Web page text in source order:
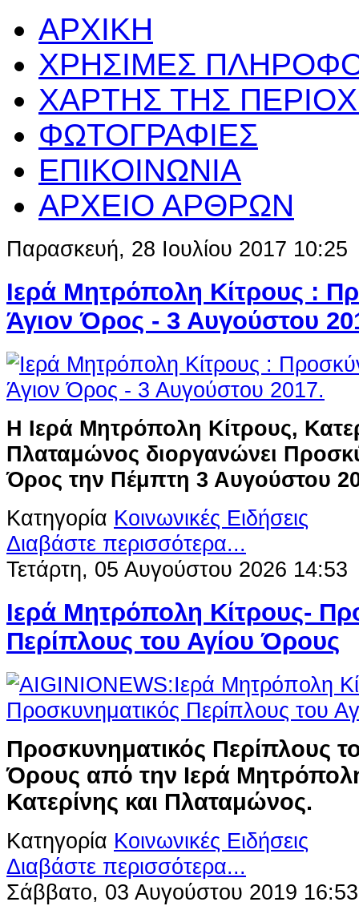
ΑΡΧΙΚΗ
ΧΡΗΣΙΜΕΣ
ΧΑΡΤΗΣ ΤΗΣ
ΦΩΤΟΓΡΑΦΙΕΣ
ΕΠΙΚΟΙΝΩΝΙΑ
ΑΡΧΕΙΟ ΑΡΘΡΩΝ
Παρασκευή, 28 Ιουλίου 2017 10:25
Ιερά Μητρόπολη Κίτρους :
Άγιον Όρος - 3 Αυγούστου
Η Ιερά Μητρόπολη Κίτρους,
Πλαταμώνος διοργανώνει
Όρος την Πέμπτη 3 Αυγούστου
Κατηγορία Κοινωνικές Ειδήσεις
Διαβάστε περισσότερα...
Τετάρτη, 05 Αυγούστου 2026 14:53
Ιερά Μητρόπολη Κίτρους-
Περίπλους του Αγίου Όρους
Προσκυνηματικός Περίπλους
Όρους από την Ιερά
Κατερίνης και Πλαταμώνος.
Κατηγορία Κοινωνικές Ειδήσεις
Διαβάστε περισσότερα...
Σάββατο, 03 Αυγούστου 2019 16:53